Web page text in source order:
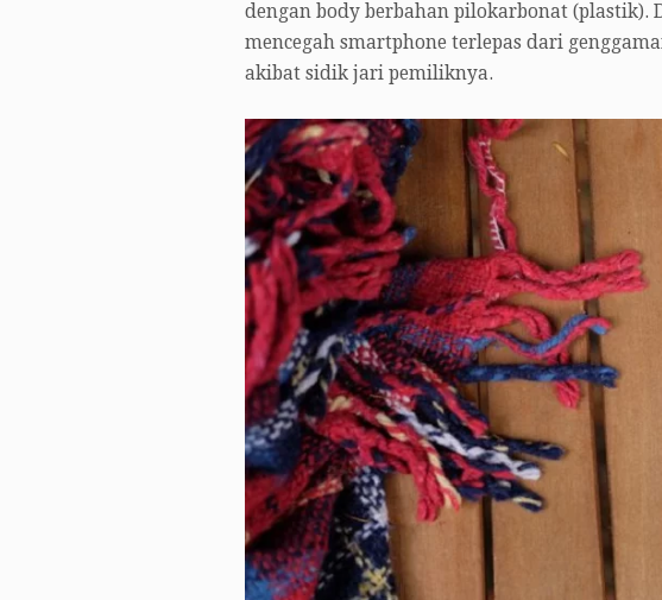
dengan body berbahan pilokarbonat
mencegah smartphone terlepas dari
akibat sidik jari pemiliknya.